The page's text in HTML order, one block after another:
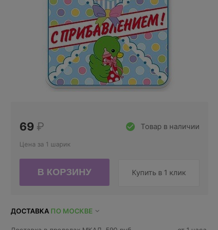
Товар в наличии
69 ₽
Цена за 1 шарик
Купить в 1 клик
ДОСТАВКА ПО МОСКВЕ